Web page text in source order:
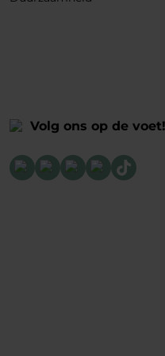
Volg ons op de voet!